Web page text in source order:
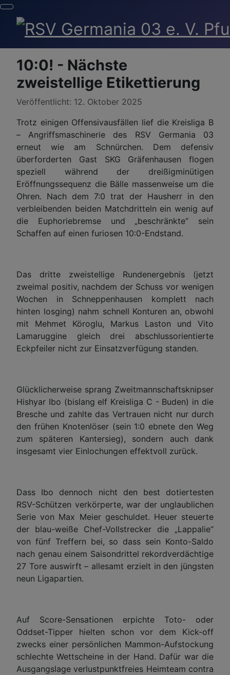
10:0! - Nächste
zweistellige Etikettierung
Details
Veröffentlicht: 12. Oktober 2025
Trotz einigen Offensivausfällen lief die Kreisliga B
– Angriffsmaschinerie des RSV Germania 03
erneut wie am Schnürchen. Dem defensiv
überforderten Gast SKG Gräfenhausen flogen
speziell während der dreißigminütigen
Eröffnungssequenz die Bälle massenweise um die
Ohren. Nach dem 7:0 trat der Hausherr in den
verbleibenden beiden Matchdritteln ein wenig auf
die Euphoriebremse und „beschränkte“ sein
Schaffen auf einen furiosen 10:0-Endstand.
Das dritte zweistellige Rundenergebnis (jetzt
zweimal positiv, nachdem der Schuss vor wenigen
Wochen in Schneppenhausen komplett nach
hinten losging) nahm schnell Konturen an, obwohl
mit Mehmet Köroglu, Markus Laston und Vito
Lamaruggine gleich drei abschlussorientierte
Eckpfeiler nicht zur Einsatzverfügung standen.
Glücklicherweise sprang Zweitmannschaftsknipser
Hishyar Ibo (bislang elf Kreisliga C - Buden) in die
Bresche und zahlte das Vertrauen nicht nur durch
den frühen Knotenlöser (sein 1:0 ebnete den Weg
zum späteren Kantersieg), sondern auch dank
insgesamt vier Einlochungen effektvoll zurück.
Dass Ibo dennoch nicht den best dotiertesten
RSV-Schützen verkörperte, war der unglaublichen
Serie von Max Meier geschuldet. Heuer steuerte
der blau-weiße Chef-Vollstrecker die „Lappalie“
von fünf Treffern bei, so dass sein Konto-Saldo
nach genau einem Saisondrittel rekordverdächtige
27 Tore auswirft – allesamt erzielt in den jüngsten
neun Ligapartien.
Auf Score-Sensationen erpichte Toto- oder
Oddset-Tipper hielten schon vor dem Kick-off
zwecks einer persönlichen Mammon-Aufstockung
schlechte Wettscheine in der Hand. Dafür war die
Ausgangslage verlustpunktfreies Heimteam contra